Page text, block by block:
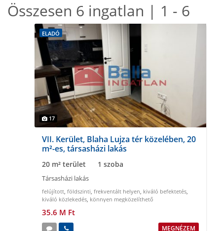
Összesen 6 ingatlan | 1 - 6
ELADÓ
17
VII. Kerület, Blaha Lujza tér közelében, 20
m²-es, társasházi lakás
20 m² terület 1 szoba
Társasházi lakás
felújított, földszinti, frekventált helyen, kiváló befektetés,
kiváló közlekedés, könnyen megközelíthető
35.6 M Ft
MEGNÉZEM